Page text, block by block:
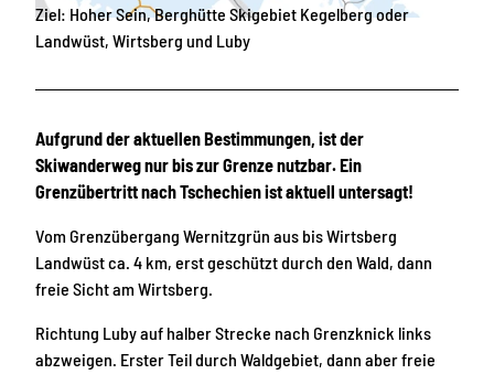
Ziel: Hoher Sein, Berghütte Skigebiet Kegelberg oder
Landwüst, Wirtsberg und Luby
Aufgrund der aktuellen Bestimmungen, ist der
Skiwanderweg nur bis zur Grenze nutzbar. Ein
Grenzübertritt nach Tschechien ist aktuell untersagt!
Vom Grenzübergang Wernitzgrün aus bis Wirtsberg
Landwüst ca. 4 km, erst geschützt durch den Wald, dann
freie Sicht am Wirtsberg.
Richtung Luby auf halber Strecke nach Grenzknick links
abzweigen. Erster Teil durch Waldgebiet, dann aber freie